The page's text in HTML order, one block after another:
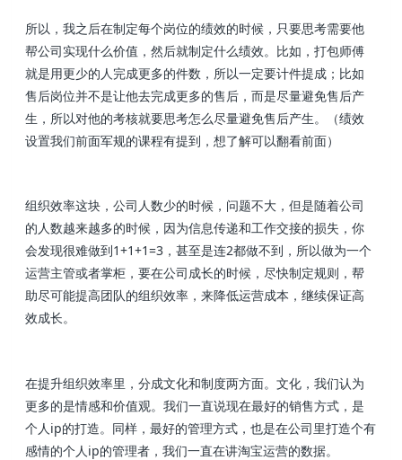
所以，我之后在制定每个岗位的绩效的时候，只要思考需要他
帮公司实现什么价值，然后就制定什么绩效。比如，打包师傅
就是用更少的人完成更多的件数，所以一定要计件提成；比如
售后岗位并不是让他去完成更多的售后，而是尽量避免售后产
生，所以对他的考核就要思考怎么尽量避免售后产生。（绩效
设置我们前面军规的课程有提到，想了解可以翻看前面）
组织效率这块，公司人数少的时候，问题不大，但是随着公司
的人数越来越多的时候，因为信息传递和工作交接的损失，你
会发现很难做到1+1+1=3，甚至是连2都做不到，所以做为一个
运营主管或者掌柜，要在公司成长的时候，尽快制定规则，帮
助尽可能提高团队的组织效率，来降低运营成本，继续保证高
效成长。
在提升组织效率里，分成文化和制度两方面。文化，我们认为
更多的是情感和价值观。我们一直说现在最好的销售方式，是
个人ip的打造。同样，最好的管理方式，也是在公司里打造个有
感情的个人ip的管理者，我们一直在讲淘宝运营的数据。